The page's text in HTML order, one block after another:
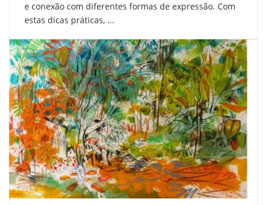
e conexão com diferentes formas de expressão. Com
estas dicas práticas, ...